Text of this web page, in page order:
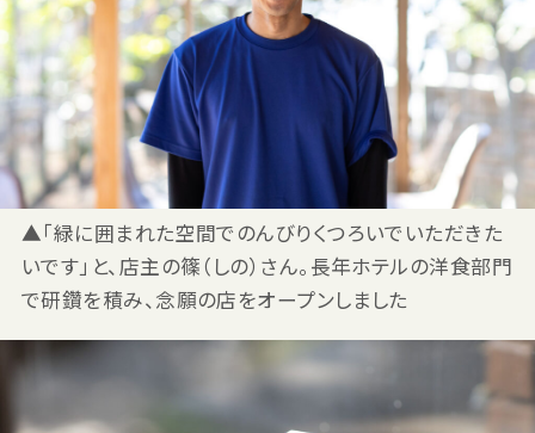
▲「緑に囲まれた空間でのんびりくつろいでいただきた
いです」と、店主の篠（しの）さん。長年ホテルの洋食部門
で研鑽を積み、念願の店をオープンしました